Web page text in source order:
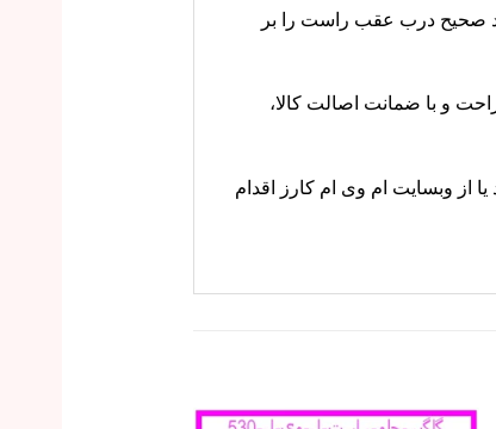
عملکرد صحیح درب عقب راست را بر
با خیال راحت و با ضمانت اصالت کالا،
بگیرید یا از وبسایت ام وی ام کارز اقدام